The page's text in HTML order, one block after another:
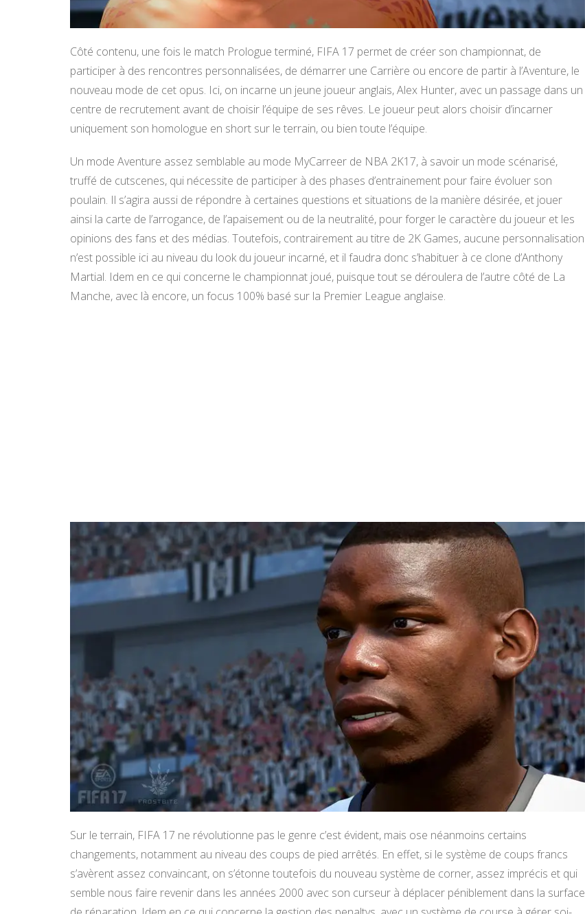
Côté contenu, une fois le match Prologue terminé, FIFA 17 permet de créer son championnat, de
participer à des rencontres personnalisées, de démarrer une Carrière ou encore de partir à l’Aventure, le
nouveau mode de cet opus. Ici, on incarne un jeune joueur anglais, Alex Hunter, avec un passage dans un
centre de recrutement avant de choisir l’équipe de ses rêves. Le joueur peut alors choisir d’incarner
uniquement son homologue en short sur le terrain, ou bien toute l’équipe.
Un mode Aventure assez semblable au mode MyCarreer de NBA 2K17, à savoir un mode scénarisé,
truffé de cutscenes, qui nécessite de participer à des phases d’entrainement pour faire évoluer son
poulain. Il s’agira aussi de répondre à certaines questions et situations de la manière désirée, et jouer
ainsi la carte de l’arrogance, de l’apaisement ou de la neutralité, pour forger le caractère du joueur et les
opinions des fans et des médias. Toutefois, contrairement au titre de 2K Games, aucune personnalisation
n’est possible ici au niveau du look du joueur incarné, et il faudra donc s’habituer à ce clone d’Anthony
Martial. Idem en ce qui concerne le championnat joué, puisque tout se déroulera de l’autre côté de La
Manche, avec là encore, un focus 100% basé sur la Premier League anglaise.
Sur le terrain, FIFA 17 ne révolutionne pas le genre c’est évident, mais ose néanmoins certains
changements, notamment au niveau des coups de pied arrêtés. En effet, si le système de coups francs
s’avèrent assez convaincant, on s’étonne toutefois du nouveau système de corner, assez imprécis et qui
semble nous faire revenir dans les années 2000 avec son curseur à déplacer péniblement dans la surface